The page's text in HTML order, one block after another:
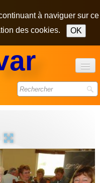
à naviguer sur ce
des cookies.
OK